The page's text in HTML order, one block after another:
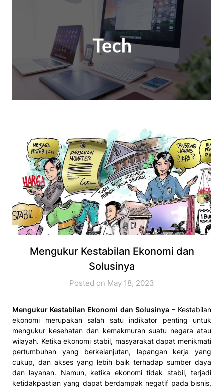
Mengukur Kestabilan Ekonomi dan
Solusinya
Posted on May 18, 2023
Mengukur Kestabilan Ekonomi dan Solusinya– Kestabilan
ekonomi merupakan salah satu indikator penting untuk
mengukur kesehatan dan kemakmuran suatu negara atau
wilayah. Ketika ekonomi stabil, masyarakat dapat menikmati
pertumbuhan yang berkelanjutan, lapangan kerja yang
cukup, dan akses yang lebih baik terhadap sumber daya
dan layanan. Namun, ketika ekonomi tidak stabil, terjadi
ketidakpastian yang dapat berdampak negatif pada bisnis,